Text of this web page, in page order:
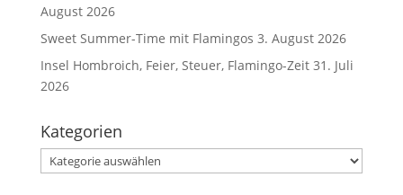
August 2026
Sweet Summer-Time mit Flamingos 3. August 2026
Insel Hombroich, Feier, Steuer, Flamingo-Zeit 31. Juli
2026
Kategorien
Kategorien